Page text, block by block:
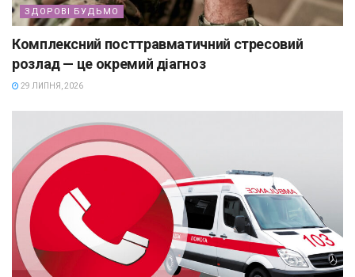
ЗДОРОВІ БУДЬМО
Комплексний посттравматичний стресовий
розлад — це окремий діагноз
29 ЛИПНЯ, 2026